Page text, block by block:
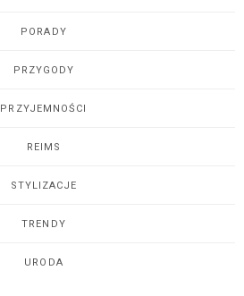
PORADY
PRZYGODY
PRZYJEMNOŚCI
REIMS
STYLIZACJE
TRENDY
URODA